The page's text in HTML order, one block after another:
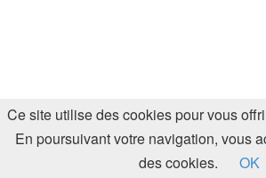
Ce site utilise des cookies pour vous
En poursuivant votre navigation, vous
des cookies.
OK